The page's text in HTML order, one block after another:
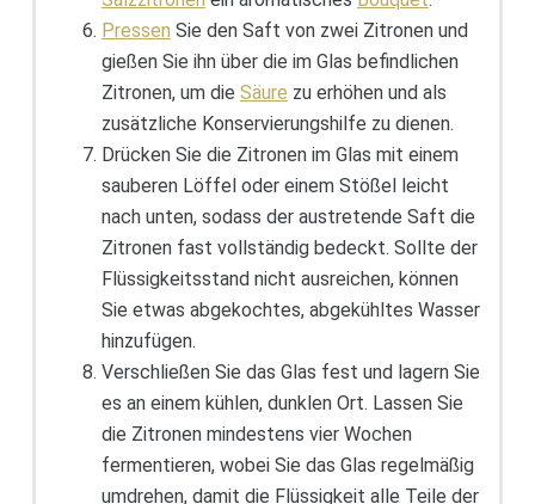
Pressen Sie den Saft von zwei Zitronen und
gießen Sie ihn über die im Glas befindlichen
Zitronen, um die Säure zu erhöhen und als
zusätzliche Konservierungshilfe zu dienen.
Drücken Sie die Zitronen im Glas mit einem
sauberen Löffel oder einem Stößel leicht
nach unten, sodass der austretende Saft die
Zitronen fast vollständig bedeckt. Sollte der
Flüssigkeitsstand nicht ausreichen, können
Sie etwas abgekochtes, abgekühltes Wasser
hinzufügen.
Verschließen Sie das Glas fest und lagern Sie
es an einem kühlen, dunklen Ort. Lassen Sie
die Zitronen mindestens vier Wochen
fermentieren, wobei Sie das Glas regelmäßig
umdrehen, damit die Flüssigkeit alle Teile der